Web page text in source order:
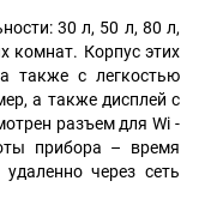
30 л, 50 л, 80 л,
комнат. Корпус этих
также с легкостью
а также дисплей с
разъем для Wi -
прибора – время
через сеть